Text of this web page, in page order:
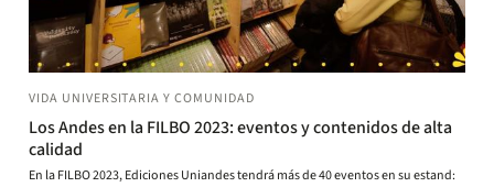
VIDA UNIVERSITARIA Y COMUNIDAD
Los Andes en la FILBO 2023: eventos y contenidos de alta
calidad
En la FILBO 2023, Ediciones Uniandes tendrá más de 40 eventos en su estand: